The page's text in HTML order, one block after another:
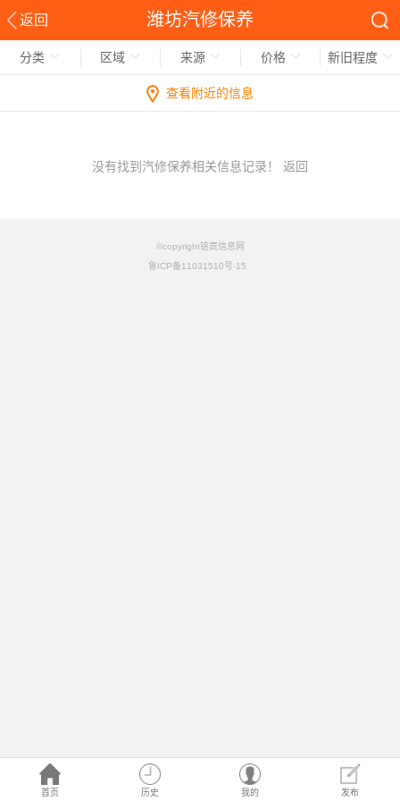
返回 潍坊汽修保养
首页 历史 我的 发布
分类 区域 来源 价格 新旧程度
查看附近的信息
没有找到汽修保养相关信息记录！ 返回
©copyright铭竟信息网
鲁ICP备11031510号-15